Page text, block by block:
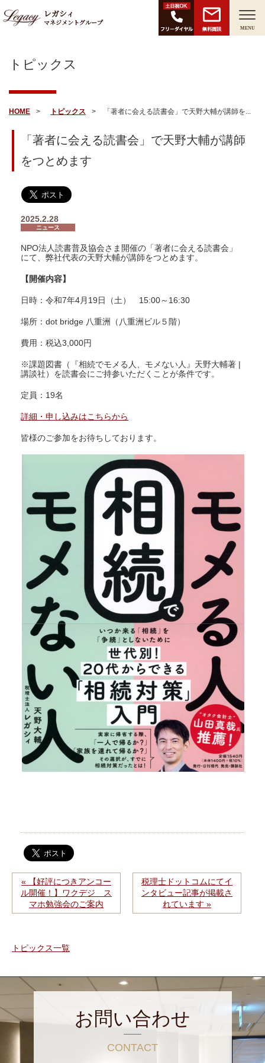
レガシィ
マネジメントグループ
無料面談 MENU
トピックス
HOME トピックス 「著者に会える読書会」で天野大輔が講師を...
「著者に会える読書会」で天野大輔が講師
をつとめます
2025.2.28
ニュース
NPO法人読書普及協会さま開催の「著者に会える読書会」
にて、弊社代表の天野大輔が講師をつとめます。
【開催内容】
日時：令和7年4月19日（土） 15:00～16:30
場所：dot bridge 八重洲（八重洲ビル５階）
費用：税込3,000円
※課題図書（『相続でモメる人、モメない人』天野大輔著 |
講談社）を読書会にご持参いただくことが条件です。
定員：19名
詳細・申し込みはこちらから
皆様のご参加をお待ちしております。
« 【好評につきアンコー
ル開催！】ワクデジ ス
マホ勉強会のご案内
税理士ドットコムにてイ
ンタビュー記事が掲載さ
れています »
トピックス一覧
お問い合わせ
CONTACT